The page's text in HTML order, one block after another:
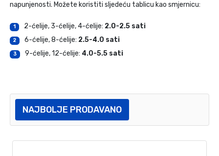
napunjenosti. Možete koristiti sljedeću tablicu kao smjernicu:
1 2-ćelije, 3-ćelije, 4-ćelije: 2.0-2.5 sati
2 6-ćelije, 8-ćelije: 2.5-4.0 sati
3 9-ćelije, 12-ćelije: 4.0-5.5 sati
NAJBOLJE PRODAVANO